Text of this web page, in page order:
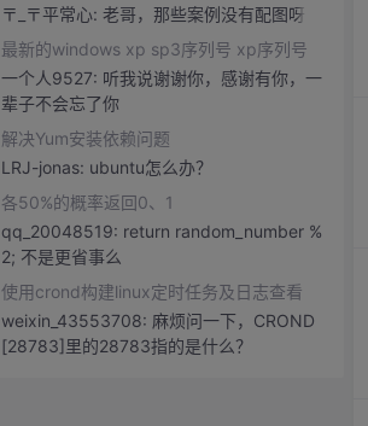
〒_〒平常心: 老哥，那些案例没有配图呀
最新的windows xp sp3序列号 xp序列号
一个人9527: 听我说谢谢你，感谢有你，一
辈子不会忘了你
解决Yum安装依赖问题
LRJ-jonas: ubuntu怎么办？
各50%的概率返回0、1
qq_20048519: return random_number %
2; 不是更省事么
使用crond构建linux定时任务及日志查看
weixin_43553708: 麻烦问一下，CROND
[28783]里的28783指的是什么？